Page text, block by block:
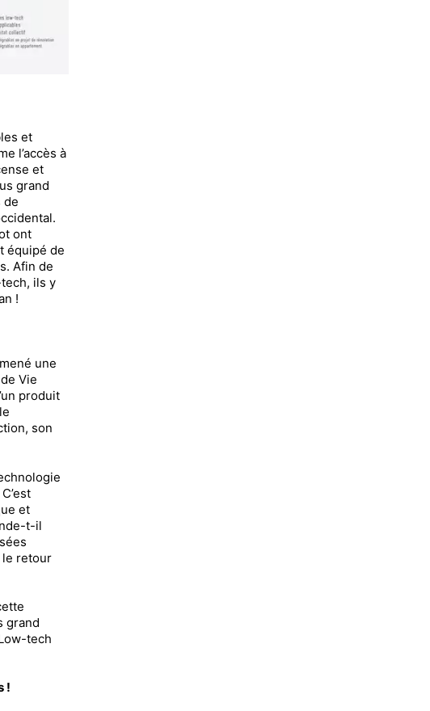
et
l’accès à
et
grand
de
ont
équipé de
Afin de
ils y
!
une
Vie
produit
son
et
t-il
le retour
grand
tech
!